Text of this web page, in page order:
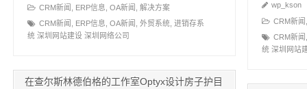
CRM新闻
ERP信息 OA新闻
解决方案
CRM新闻
ERP信息 OA新闻 外贸系统 进销存系
统 深圳网站建设 深圳网络公司
wp_kson
CRM新闻
CRM新闻
统 深圳网站
在查尔斯林德伯格的工作室Optyx设计房子护目